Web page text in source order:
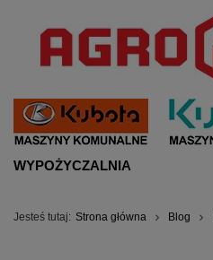
WYPOŻYCZALNIA
Jesteś tutaj: Strona główna Blog